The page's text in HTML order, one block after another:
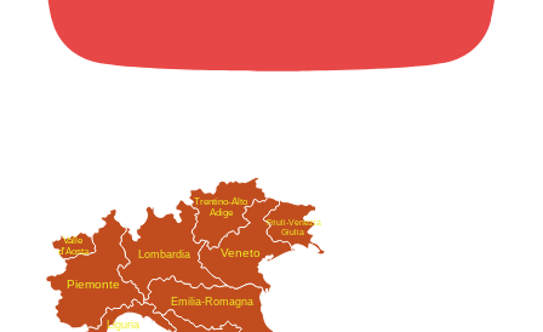
Valle
d'Aosta
Emilia-Romagna
Friuli-Venezia
Giulia
Liguria
Lombardia
Piemonte
Trentino-Alto
Adige
Veneto